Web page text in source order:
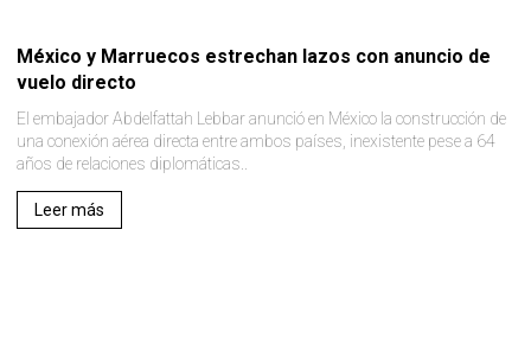
México y Marruecos estrechan lazos con anuncio de
vuelo directo
El embajador Abdelfattah Lebbar anunció en México la construcción de
una conexión aérea directa entre ambos países, inexistente pese a 64
años de relaciones diplomáticas..
Leer más